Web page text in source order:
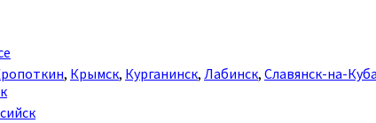
, Крымск, Курганинск, Лабинск, Славянск-на-